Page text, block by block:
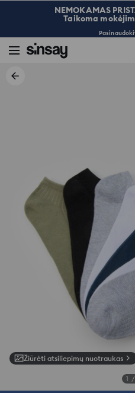
NEMOKAMAS
Taikoma
Žiūrėti atsiliepimų nuotraukas
1 /